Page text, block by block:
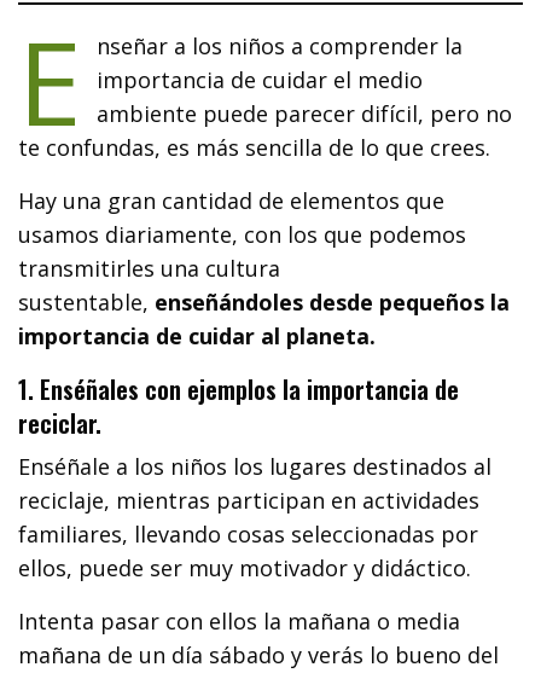
E
nseñar a los niños a comprender la
importancia de cuidar el medio
ambiente puede parecer difícil, pero no
te confundas, es más sencilla de lo que crees.
Hay una gran cantidad de elementos que
usamos diariamente, con los que podemos
transmitirles una cultura
sustentable, enseñándoles desde pequeños la
importancia de cuidar al planeta.
1. Enséñales con ejemplos la importancia de
reciclar.
Enséñale a los niños los lugares destinados al
reciclaje, mientras participan en actividades
familiares, llevando cosas seleccionadas por
ellos, puede ser muy motivador y didáctico.
Intenta pasar con ellos la mañana o media
mañana de un día sábado y verás lo bueno del